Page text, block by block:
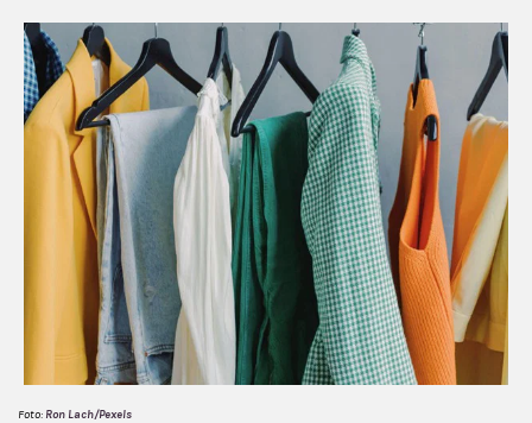
Foto: Ron Lach/Pexels